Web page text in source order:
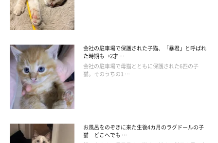
会社の駐車場で保護された子猫、「暴君」と呼ばれ
た時期も→2才 …
会社の駐車場で母猫とともに保護された6匹の子
猫。そのうちの1 …
お風呂をのぞきに来た生後4カ月のラグドールの子
猫 どこへでも …